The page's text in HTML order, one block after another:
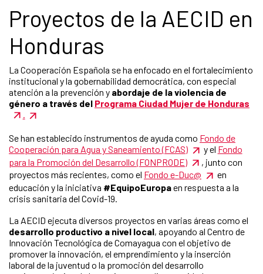
Proyectos de la AECID en
Honduras
La Cooperación Española se ha enfocado en el fortalecimiento
institucional y la gobernabilidad democrática, con especial
atención a la prevención y abordaje de la violencia de
género a través del Programa Ciudad Mujer de Honduras
Se han establecido instrumentos de ayuda como Fondo de
Cooperación para Agua y Saneamiento (FCAS)
y el Fondo
para la Promoción del Desarrollo (FONPRODE)
, junto con
proyectos más recientes, como el Fondo e-Duc@
en
educación y la iniciativa #EquipoEuropaen respuesta a la
crisis sanitaria del Covid-19.
La AECID ejecuta diversos proyectos en varias áreas como el
desarrollo productivo a nivel local, apoyando al Centro de
Innovación Tecnológica de Comayagua con el objetivo de
promover la innovación, el emprendimiento y la inserción
laboral de la juventud o la promoción del desarrollo